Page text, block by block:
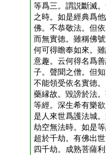
等爲三。謂説斷滅
之時。如是經典爲
佛。不恭敬法。但
而無實徳。雖稱佛
何可得瞻奉如來。
意趣。云何得名爲
子。聲聞之僧。但
不能領受依名實徳
藥縁故。毀謗於法
等經。深生希有樂
是人來世爲護法城
劫空無法時。如是
超於千劫。有佛出
四千劫。成熟菩薩